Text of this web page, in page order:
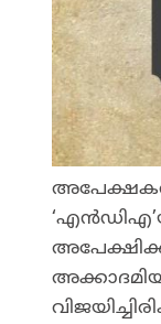
അപേക്ഷകർ